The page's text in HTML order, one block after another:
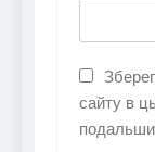
сайту в